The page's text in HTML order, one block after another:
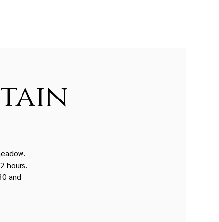
hours.
and